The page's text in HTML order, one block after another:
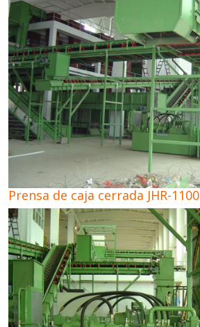
Prensa de caja cerrada JHR-1100